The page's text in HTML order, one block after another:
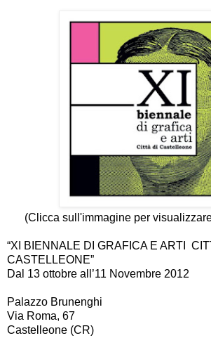
(Clicca sull'immagine per
“XI BIENNALE DI GRAFICA E ARTI
CASTELLEONE”
Dal 13 ottobre all’11 Novembre 2012
Palazzo Brunenghi
Via Roma, 67
Castelleone (CR)